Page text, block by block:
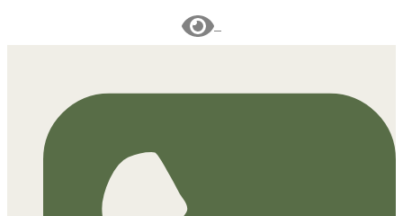
содержимому